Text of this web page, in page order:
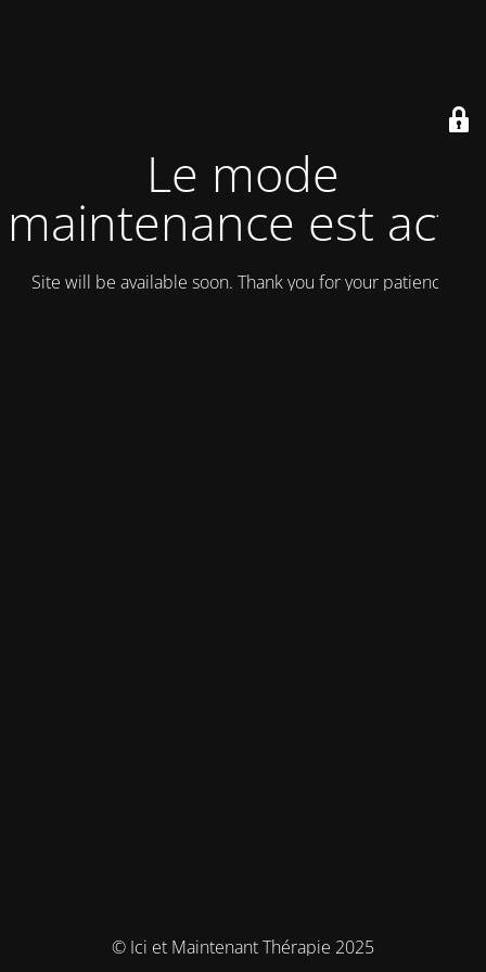
Le mode
maintenance est actif
Site will be available soon. Thank you for your patience!
© Ici et Maintenant Thérapie 2025